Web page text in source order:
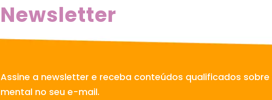
Newsletter
Assine a newsletter e receba conteúdos qualificados sobre
mental no seu e-mail.